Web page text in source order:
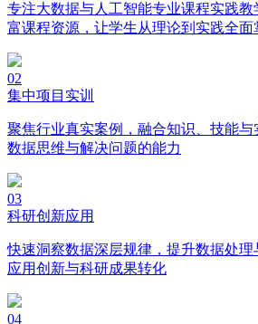
专注大数据与人工智能专业课程实践
富课程资源，让学生从理论到实践全
02
集中项目实训
聚焦行业真实案例，融合知识、技能
数据思维与解决问题的能力
03
科研创新应用
快速洞察数据深层规律，提升数据处
应用创新与科研成果转化
04